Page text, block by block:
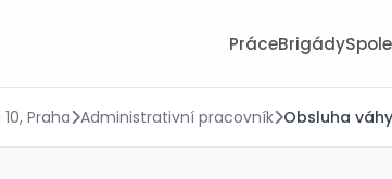
PráceBrigády
Praha Administrativní pracovník Obsluha